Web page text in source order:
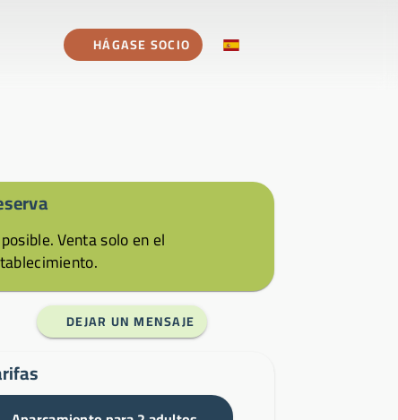
HÁGASE SOCIO
Venta solo en el
DEJAR UN MENSAJE